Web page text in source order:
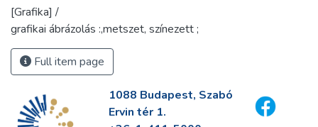
[Grafika] /
grafikai ábrázolás :,metszet, színezett ;
Full item page
1088 Budapest, Szabó
Ervin tér 1.